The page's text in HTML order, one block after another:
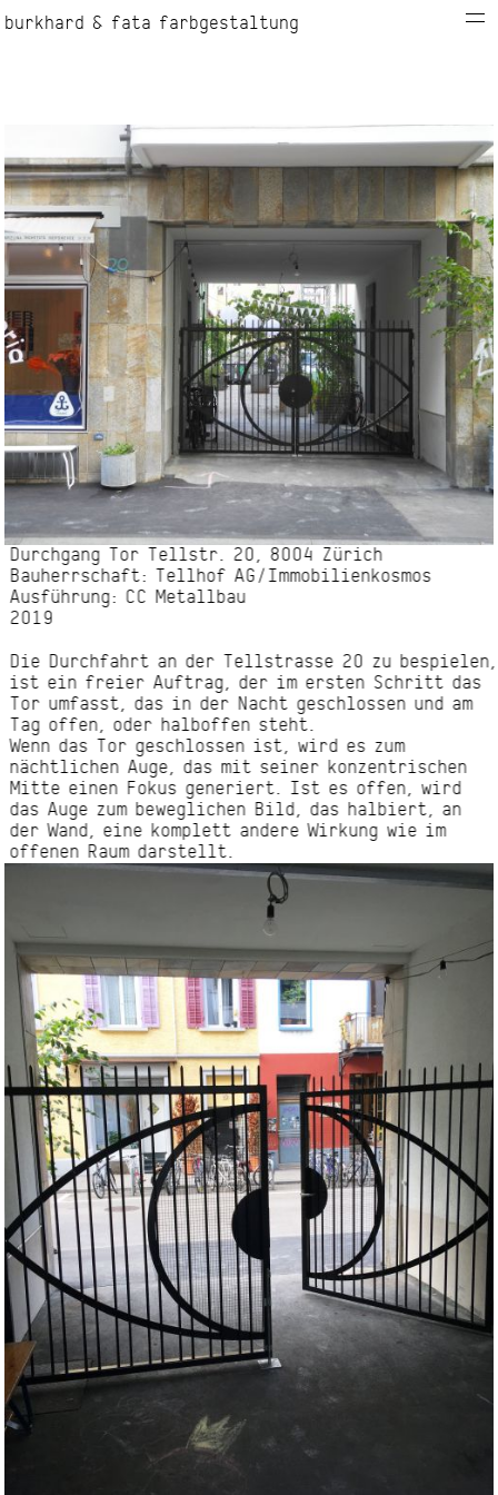
burkhard & fata farbgestaltung
Durchgang Tor Tellstr. 20, 8004 Zürich
Bauherrschaft: Tellhof AG/Immobilienkosmos
Ausführung: CC Metallbau
2019
Die Durchfahrt an der Tellstrasse 20 zu bespielen,
ist ein freier Auftrag, der im ersten Schritt das
Tor umfasst, das in der Nacht geschlossen und am
Tag offen, oder halboffen steht.
Wenn das Tor geschlossen ist, wird es zum
nächtlichen Auge, das mit seiner konzentrischen
Mitte einen Fokus generiert. Ist es offen, wird
das Auge zum beweglichen Bild, das halbiert, an
der Wand, eine komplett andere Wirkung wie im
offenen Raum darstellt.